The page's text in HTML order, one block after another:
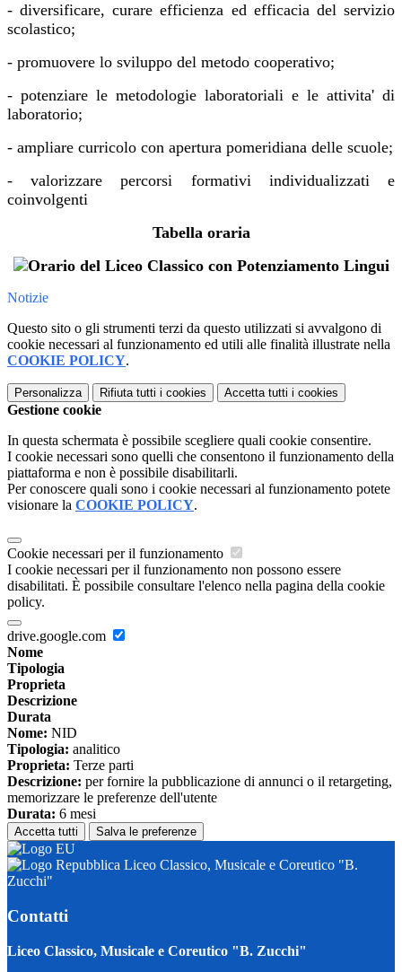
- diversificare, curare efficienza ed efficacia del servizio
scolastico;
- promuovere lo sviluppo del metodo cooperativo;
- potenziare le metodologie laboratoriali e le attivita' di
laboratorio;
- ampliare curricolo con apertura pomeridiana delle scuole;
- valorizzare percorsi formativi individualizzati e
coinvolgenti
Tabella oraria
Notizie
Questo sito o gli strumenti terzi da questo utilizzati si avvalgono di
cookie necessari al funzionamento ed utili alle finalità illustrate nella
COOKIE POLICY.
Personalizza Rifiuta tutti i cookies Accetta tutti i cookies
Gestione cookie
In questa schermata è possibile scegliere quali cookie consentire.
I cookie necessari sono quelli che consentono il funzionamento della
piattaforma e non è possibile disabilitarli.
Per conoscere quali sono i cookie necessari al funzionamento potete
visionare la COOKIE POLICY.
Cookie necessari per il funzionamento
I cookie necessari per il funzionamento non possono essere
disabilitati. È possibile consultare l'elenco nella pagina della cookie
policy.
drive.google.com
Nome
Tipologia
Proprieta
Descrizione
Durata
Nome: NID
Tipologia: analitico
Proprieta: Terze parti
Descrizione: per fornire la pubblicazione di annunci o il retargeting,
memorizzare le preferenze dell'utente
Durata: 6 mesi
Accetta tutti Salva le preferenze
Liceo Classico, Musicale e Coreutico "B.
Zucchi"
Contatti
Liceo Classico, Musicale e Coreutico "B. Zucchi"